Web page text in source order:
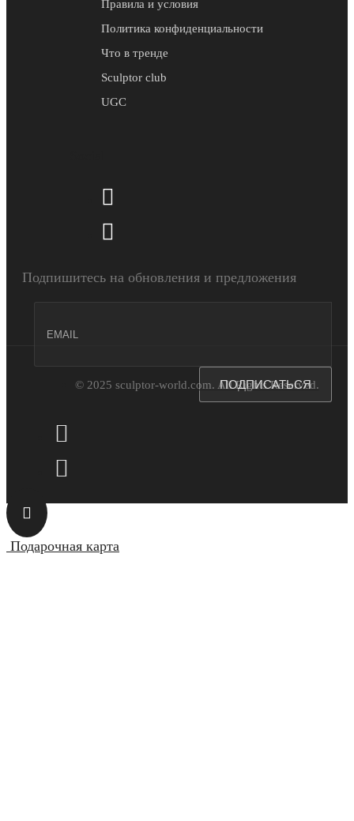
Правила и условия
Политика конфиденциальности
Что в тренде
Sculptor club
UGC
Подпишитесь на обновления и предложения
ПОДПИСАТЬСЯ
© 2025 sculptor-world.com. All Rights Reserved.
Подарочная карта